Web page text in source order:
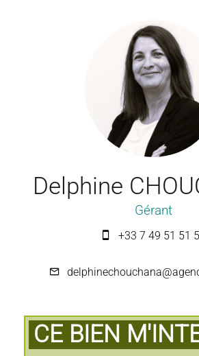
Delphine
Gérant
+33 7 49 51 51
CE BIEN